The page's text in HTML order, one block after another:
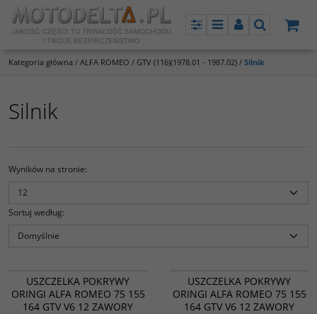
PanelMenuPanelSzukaj
Kategoria główna / ALFA ROMEO / GTV (116)(1978.01 - 1987.02) / Silnik
Silnik
Wyników na stronie:
Sortuj według:
PROMOCJA
USZCZELKA POKRYWY
ORINGI ALFA ROMEO 75 155
164 GTV V6 12 ZAWORY
PROMOCJA
USZCZELKA POKRYWY
ORINGI ALFA ROMEO 75 155
164 GTV V6 12 ZAWORY